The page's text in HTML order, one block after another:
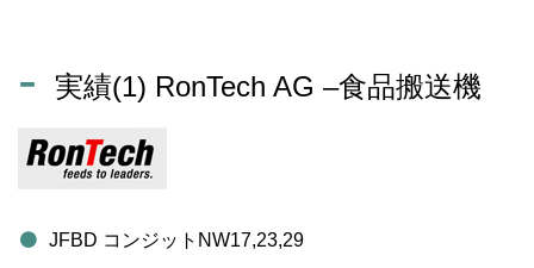
実績(1) RonTech AG –食品搬送機
JFBD コンジットNW17,23,29